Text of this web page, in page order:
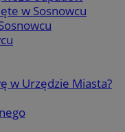
w Sosnowcu
w Urzędzie Miasta?